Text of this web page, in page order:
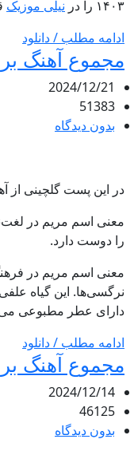
۱۴۰۳ را در نیلی موزیک
ادامه مطلب / دانلود
مجموع آهنگ
2024/12/21
51383
بدون دیدگاه
در این پست گلچینی از
معنی اسم مریم در
را دوست دارد.
معنی اسم مریم در
نرگسی‌ها. این گیاه
دارای عطر مطبوعی
ادامه مطلب / دانلود
مجموع آهنگ
2024/12/14
46125
بدون دیدگاه